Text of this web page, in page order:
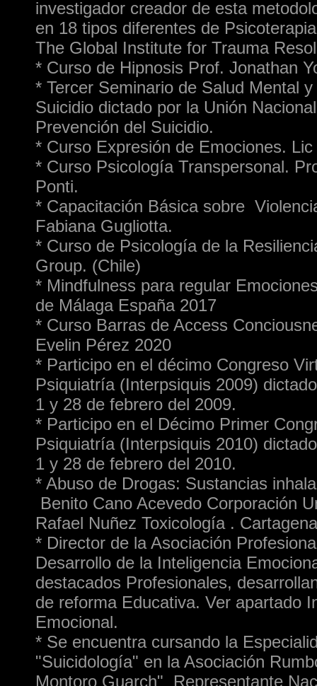
investigador creador de esta
en 18 tipos diferentes de
The Global Institute for Trauma
* Curso de Hipnosis Prof. Jonathan
* Tercer Seminario de Salud Mental
Suicidio dictado por la Unión
Prevención del Suicidio.
* Curso Expresión de Emociones.
* Curso Psicología Transpersonal.
Ponti.
* Capacitación Básica sobre
Fabiana Gugliotta.
* Curso de Psicología de la
Group. (Chile)
* Mindfulness para regular
de Málaga España 2017
* Curso Barras de Access
Evelin Pérez 2020
* Participo en el décimo Congreso
Psiquiatría (Interpsiquis 2009)
1 y 28 de febrero del 2009.
* Participo en el Décimo Primer
Psiquiatría (Interpsiquis 2010)
1 y 28 de febrero del 2010.
* Abuso de Drogas: Sustancias
Benito Cano Acevedo Corporación
Rafael Nuñez Toxicología .
* Director de la Asociación
Desarrollo de la Inteligencia
destacados Profesionales,
de reforma Educativa. Ver apartado
Emocional.
* Se encuentra cursando la
"Suicidología" en la Asociación
Montoro Guarch" Representante